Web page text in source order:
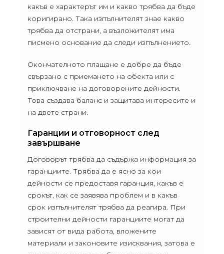
какъв е характерът им и какво трябва да бъде
коригирано. Така изпълнителят знае какво
трябва да отстрани, а възложителят има
писмено основание да следи изпълнението.
Окончателното плащане е добре да бъде
свързано с приемането на обекта или с
приключване на договорените дейности.
Това създава баланс и защитава интересите и
на двете страни.
Гаранции и отговорност след
завършване
Договорът трябва да съдържа информация за
гаранциите. Трябва да е ясно за кои
дейности се предоставя гаранция, какъв е
срокът, как се заявява проблем и в какъв
срок изпълнителят трябва да реагира. При
строителни дейности гаранциите могат да
зависят от вида работа, вложените
материали и законовите изисквания, затова е